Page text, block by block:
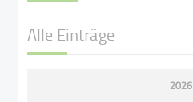
Alle Einträge
2026